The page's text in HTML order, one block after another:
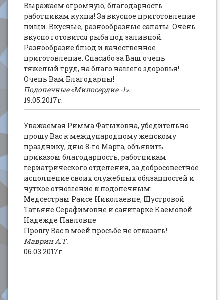
Выражаем огромную, благодарность
работникам кухни! За вкусное приготовление
пищи. Вкусные, разнообразные салаты. Очень
вкусно готовится рыба под заливной.
Разнообразие блюд и качественное
приготовление. Спасибо за Ваш очень
тяжелый труд, на благо нашего здоровья!
Очень Вам Благодарны!
Подопечные «Милосердие -1».
19.05.2017г.
Уважаемая Римма Фатыховна, убедительно
прошу Вас к международному женскому
празднику, дню 8-го Марта, объявить
приказом благодарность, работникам
гериатрического отделения, за добросовестное
исполнение своих служебных обязанностей и
чуткое отношение к подопечным:
Медсестрам Раисе Николаевне, Шустровой
Татьяне Серафимовне и санитарке Каемовой
Надежде Павловне
Прошу Вас в моей просьбе не отказать!
Маврин А.Т.
06.03.2017г.